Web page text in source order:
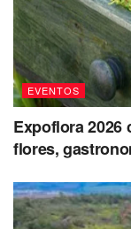
EVENTOS
Expoflora 2026
flores,